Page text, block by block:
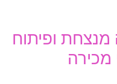
מנצחת ופיתוח
מכירה